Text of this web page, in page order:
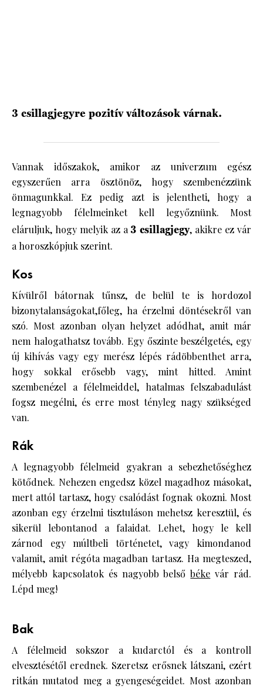
3 csillagjegyre pozitív változások várnak.
Vannak időszakok, amikor az univerzum egész
egyszerűen arra ösztönöz, hogy szembenézzünk
önmagunkkal. Ez pedig azt is jelentheti, hogy a
legnagyobb félelmeinket kell legyőznünk. Most
eláruljuk, hogy melyik az a3 csillagjegy, akikre ez vár
a horoszkópjuk szerint.
Kos
Kívülről bátornak tűnsz, de belül te is hordozol
bizonytalanságokat,főleg, ha érzelmi döntésekről van
szó. Most azonban olyan helyzet adódhat, amit már
nem halogathatsz tovább. Egy őszinte beszélgetés, egy
új kihívás vagy egy merész lépés rádöbbenthet arra,
hogy sokkal erősebb vagy, mint hitted. Amint
szembenézel a félelmeiddel, hatalmas felszabadulást
fogsz megélni, és erre most tényleg nagy szükséged
van.
Rák
A legnagyobb félelmeid gyakran a sebezhetőséghez
kötődnek. Nehezen engedsz közel magadhoz másokat,
mert attól tartasz, hogy csalódást fognak okozni. Most
azonban egy érzelmi tisztuláson mehetsz keresztül, és
sikerül lebontanod a falaidat. Lehet, hogy le kell
zárnod egy múltbeli történetet, vagy kimondanod
valamit, amit régóta magadban tartasz. Ha megteszed,
mélyebb kapcsolatok és nagyobb belsőbéke vár rád.
Lépd meg!
Bak
A félelmeid sokszor a kudarctól és a kontroll
elvesztésétől erednek. Szeretsz erősnek látszani, ezért
ritkán mutatod meg a gyengeségeidet. Most azonban